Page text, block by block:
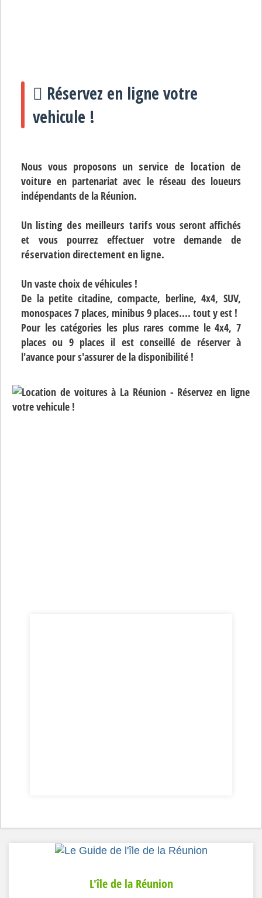
Réservez en ligne votre
vehicule !
Nous vous proposons un service de location de
voiture en partenariat avec le réseau des loueurs
indépendants de la Réunion.
Un listing des meilleurs tarifs vous seront affichés
et vous pourrez effectuer votre demande de
réservation directement en ligne.
Un vaste choix de véhicules !
De la petite citadine, compacte, berline, 4x4, SUV,
monospaces 7 places, minibus 9 places.... tout y est !
Pour les catégories les plus rares comme le 4x4, 7
places ou 9 places il est conseillé de réserver à
l'avance pour s'assurer de la disponibilité !
L'île de la Réunion